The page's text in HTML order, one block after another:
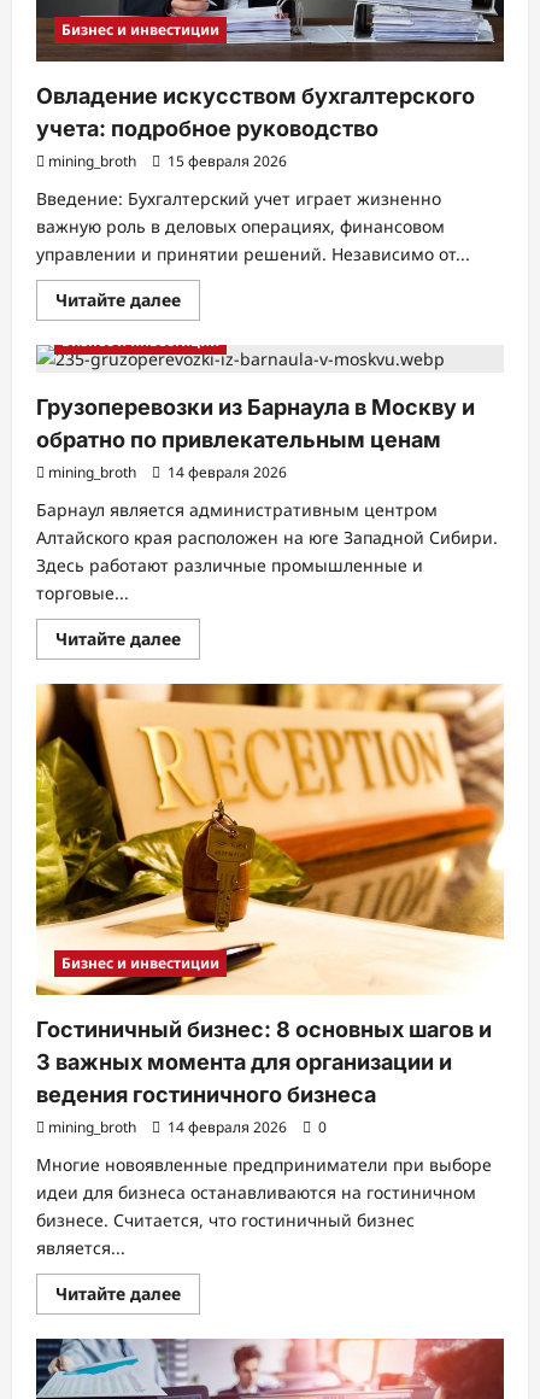
Бизнес и инвестиции
Овладение искусством бухгалтерского
учета: подробное руководство
mining_broth 15 февраля 2026
Введение: Бухгалтерский учет играет жизненно
важную роль в деловых операциях, финансовом
управлении и принятии решений. Независимо от...
Читайте далееПрочитать
больше
Овладение
искусством
учета:
подробное
руководство
Бизнес и инвестиции
Грузоперевозки из Барнаула в Москву и
обратно по привлекательным ценам
mining_broth 14 февраля 2026
Барнаул является административным центром
Алтайского края расположен на юге Западной Сибири.
Здесь работают различные промышленные и
торговые...
Читайте далееПрочитать
больше
Грузоперевозки
из
Барнаула
в
Москву
и
обратно
по
привлекательным
ценам
Бизнес и инвестиции
Гостиничный бизнес: 8 основных шагов и
3 важных момента для организации и
ведения гостиничного бизнеса
mining_broth 14 февраля 2026 0
Многие новоявленные предприниматели при выборе
идеи для бизнеса останавливаются на гостиничном
бизнесе. Считается, что гостиничный бизнес
является...
Читайте далееПрочитать
больше
Гостиничный
бизнес:
8
основных